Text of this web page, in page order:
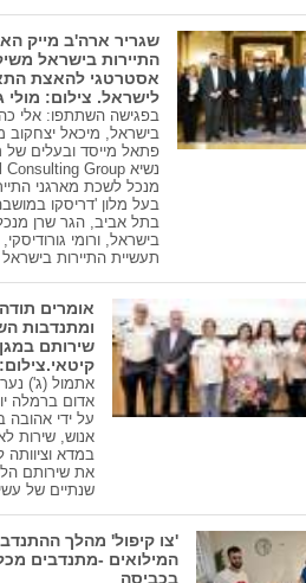
שגריר ארה'ב מייק
התיירות בישראל
אסטרטגי להאצת
לישראל. צילום: מולי
בפגישה השתתפו: אלי
בישראל, מיכאל יצחקוב
פתאל מייסד ובעלים של
מנכל לשכת מארגני
בעל מלון 'דריסקו
בתל אביב, הגר שרן
בישראל, ורומי
תעשיית התיירות בישראל
אומרים
ומתנדבות
שירותם
אתמול (ג')
אדום ברמלה
על ידי
אנוש, שירות
את שירותם
שנתיים של
'צו קיפול' מהלך
המילואים -מתנדבים
בכביסה